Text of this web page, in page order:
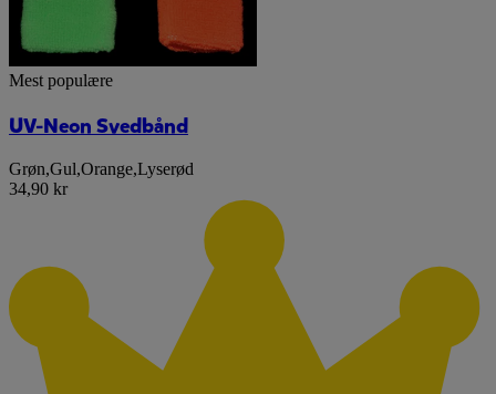
Mest populære
UV-Neon Svedbånd
Grøn,Gul,Orange,Lyserød
34,90 kr